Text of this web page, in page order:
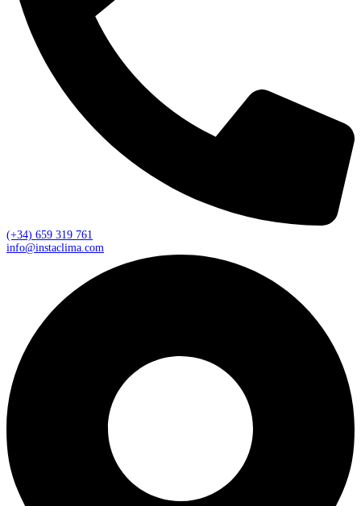
(+34) 659 319 761
info@instaclima.com